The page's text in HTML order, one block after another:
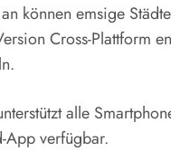
können emsige
Cross-Plattform
alle
App verfügbar.